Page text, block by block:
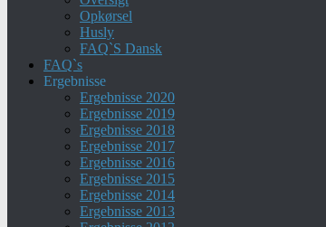
Opkørsel
Husly
FAQ`S Dansk
FAQ`s
Ergebnisse
Ergebnisse 2020
Ergebnisse 2019
Ergebnisse 2018
Ergebnisse 2017
Ergebnisse 2016
Ergebnisse 2015
Ergebnisse 2014
Ergebnisse 2013